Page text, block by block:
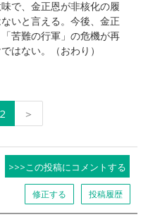
で、金正恩が非核化の履
いと言える。今後、金正
苦難の行軍」の危機が再
はない。（おわり）
2 ＞
>>>この投稿にコメントする
修正する 投稿履歴